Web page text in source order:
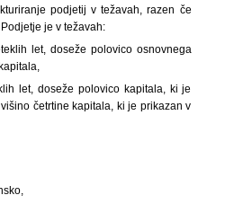
podjetij v težavah, razen če
je v težavah:
let, doseže polovico osnovnega
let, doseže polovico kapitala, ki je
četrtine kapitala, ki je prikazan v